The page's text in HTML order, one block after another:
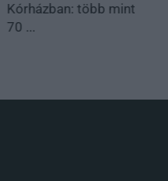
Kórházban: több mint
70 ...